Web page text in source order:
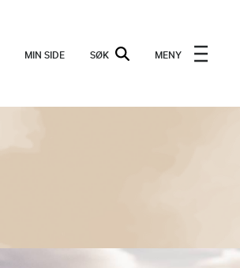
MIN SIDE SØK MENY